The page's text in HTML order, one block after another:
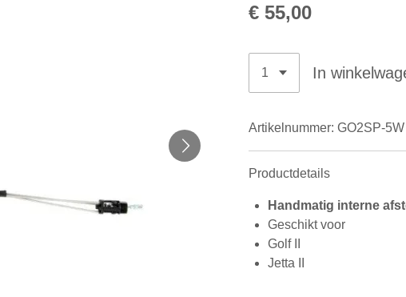
€ 55,00
In
Artikelnummer: GO2SP-5W
Productdetails
Handmatig interne
Geschikt voor
Golf II
Jetta II